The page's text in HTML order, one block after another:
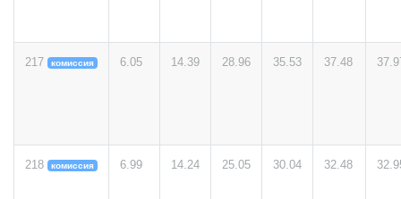
217 комиссия 6.05 14.39 28.96 35.53 37.48
218 комиссия 6.99 14.24 25.05 30.04 32.48